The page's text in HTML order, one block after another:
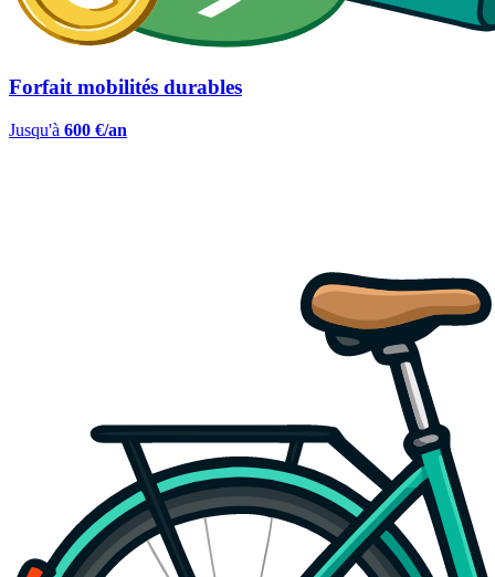
Forfait mobilités durables
Jusqu'à 600 €/an